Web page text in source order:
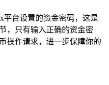
平台设置的资金密码，这是
，只有输入正确的资金密
操作请求，进一步保障你的